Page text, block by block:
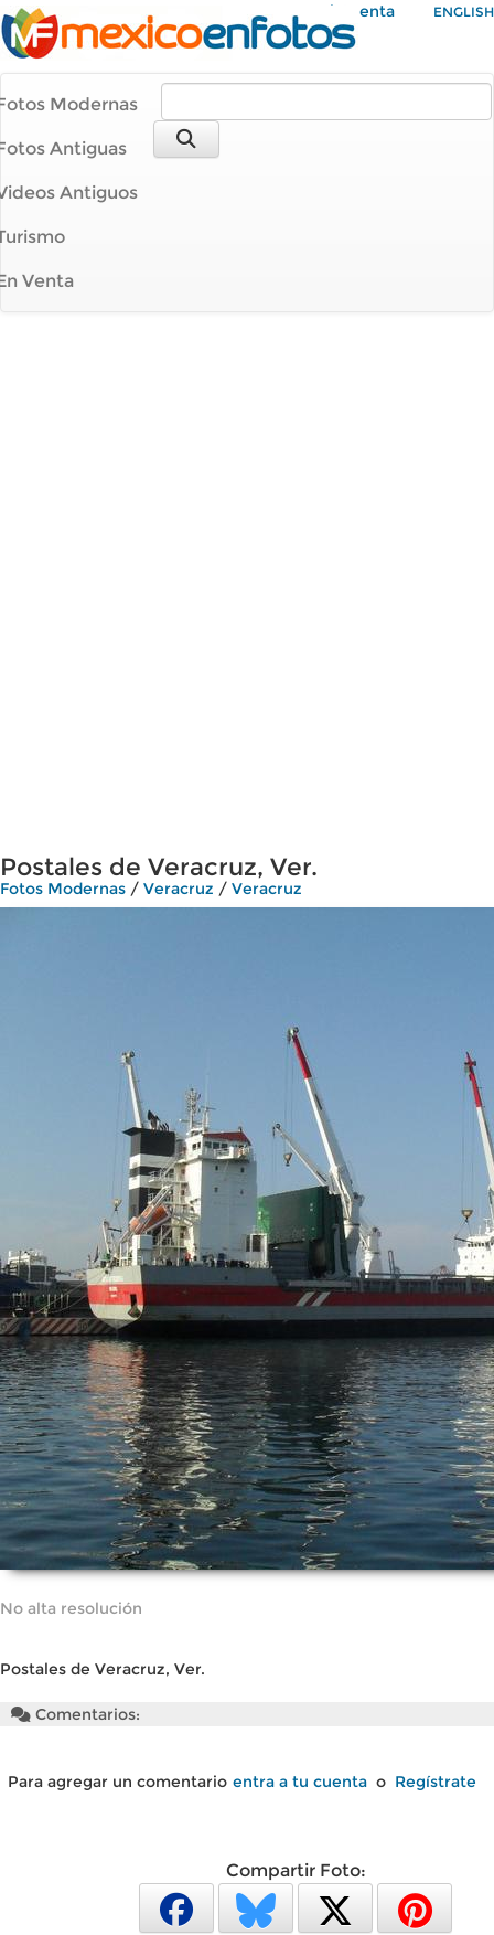
Mi Cuenta ENGLISH
Modernas
Antiguas
Antiguos
Venta
Postales de Veracruz, Ver.
Fotos Modernas / Veracruz / Veracruz
No alta resolución
Postales de Veracruz, Ver.
Comentarios:
Para agregar un comentario entra a tu cuenta o Regístrate
Compartir Foto: